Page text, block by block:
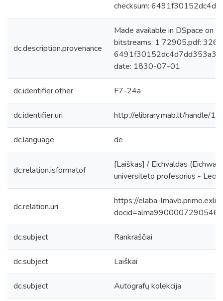
checksum:
dc.description.provenance
Made available in DSpace on
bitstreams: 1 72905.pdf:
date: 1830-07-01
dc.identifier.other F7-24a
dc.identifier.uri http://elibrary.mab.lt/handle/1/
dc.language de
dc.relation.isformatof
[Laiškas] / Eichvaldas
universiteto profesorius -
dc.relation.uri
https://elaba-
dc.subject Rankraščiai
dc.subject Laiškai
dc.subject Autografų kolekcija